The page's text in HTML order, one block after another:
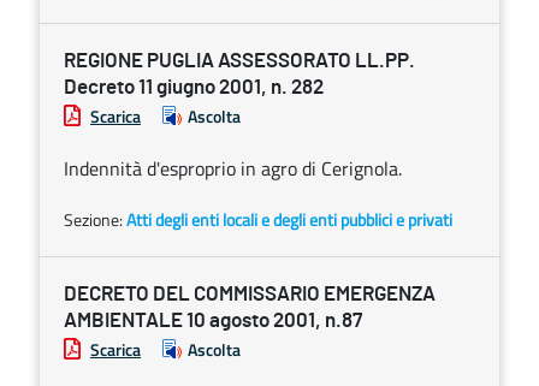
REGIONE PUGLIA ASSESSORATO LL.PP.
Decreto 11 giugno 2001, n. 282
Scarica Ascolta
Indennità d'esproprio in agro di Cerignola.
Sezione:Atti degli enti locali e degli enti pubblici e privati
DECRETO DEL COMMISSARIO EMERGENZA
AMBIENTALE 10 agosto 2001, n.87
Scarica Ascolta